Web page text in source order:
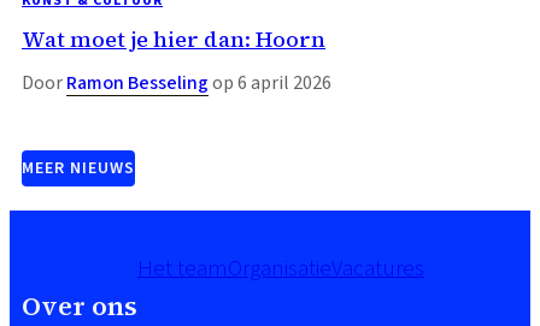
Wat moet je hier dan: Hoorn
DoorRamon Besselingop 6 april 2026
MEER NIEUWS
Over ons
Het teamOrganisatieVacatures